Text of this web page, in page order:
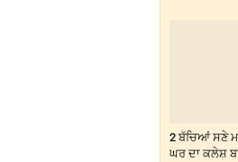
2 ਬੱਚਿਆਂ ਸਣੇ
ਘਰ ਦਾ ਕਲੇਸ਼